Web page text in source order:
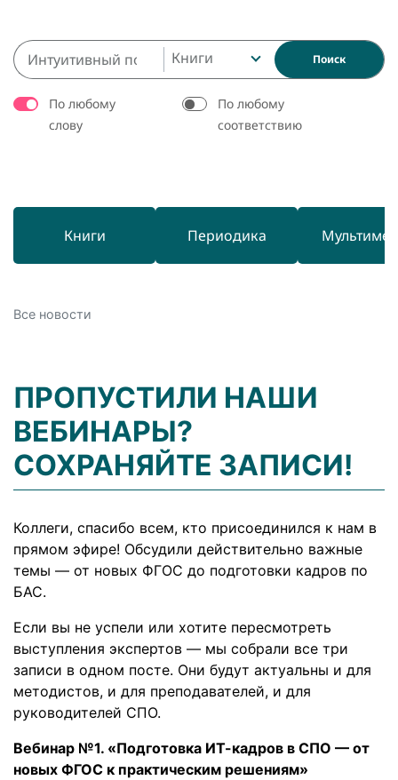
Книги Поиск
По любому
слову
По любому
соответствию
Книги Периодика
Все новости
ПРОПУСТИЛИ НАШИ
ВЕБИНАРЫ?
СОХРАНЯЙТЕ ЗАПИСИ!
Коллеги, спасибо всем, кто присоединился к нам в
прямом эфире! Обсудили действительно важные
темы — от новых ФГОС до подготовки кадров по
БАС.
Если вы не успели или хотите пересмотреть
выступления экспертов — мы собрали все три
записи в одном посте. Они будут актуальны и для
методистов, и для преподавателей, и для
руководителей СПО.
Вебинар №1. «Подготовка ИТ-кадров в СПО — от
новых ФГОС к практическим решениям»